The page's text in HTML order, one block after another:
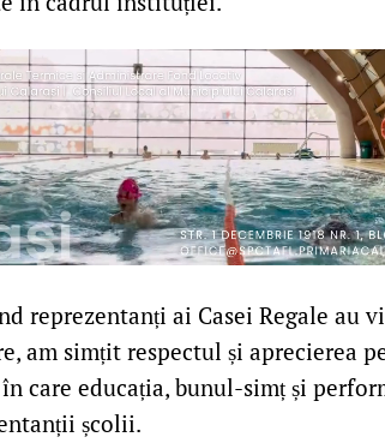
reprezentanți ai Casei Regale au
am simțit respectul și aprecierea
care educația, bunul-simț și
școlii.